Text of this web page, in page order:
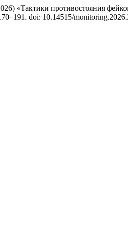
«Тактики противостояния
doi: 10.14515/